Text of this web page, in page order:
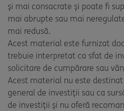
și mai consacrate și poate fi
mai abrupte sau mai
mai redusă.
Acest material este furnizat
trebuie interpretat ca sfat de
solicitare de cumpărare sau
Acest material nu este
general de investiții sau ca
de investiții și nu oferă